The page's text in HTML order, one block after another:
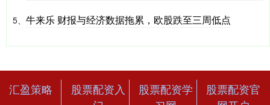
5、 牛来乐 财报与经济数据拖累，欧股跌至三周低点
汇盈策略
股票配资入
股票配资学
股票配资官